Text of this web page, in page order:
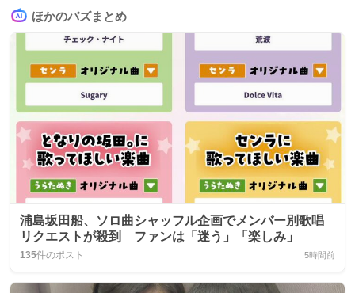
ほかのバズまとめ
浦島坂田船、ソロ曲シャッフル企画でメンバー別歌唱
リクエストが殺到 ファンは「迷う」「楽しみ」
135件のポスト 5時間前